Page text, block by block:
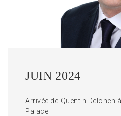
JUIN 2024
Arrivée de Quentin Delohen
Palace